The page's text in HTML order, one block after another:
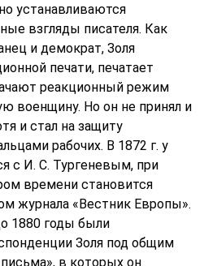
устанавливаются
взгляды писателя. Как
и демократ, Золя
печати, печатает
реакционный режим
военщину. Но он не принял и
и стал на защиту
рабочих. В 1872 г. у
с И. С. Тургеневым, при
времени становится
журнала «Вестник Европы».
1880 годы были
Золя под общим
в которых он